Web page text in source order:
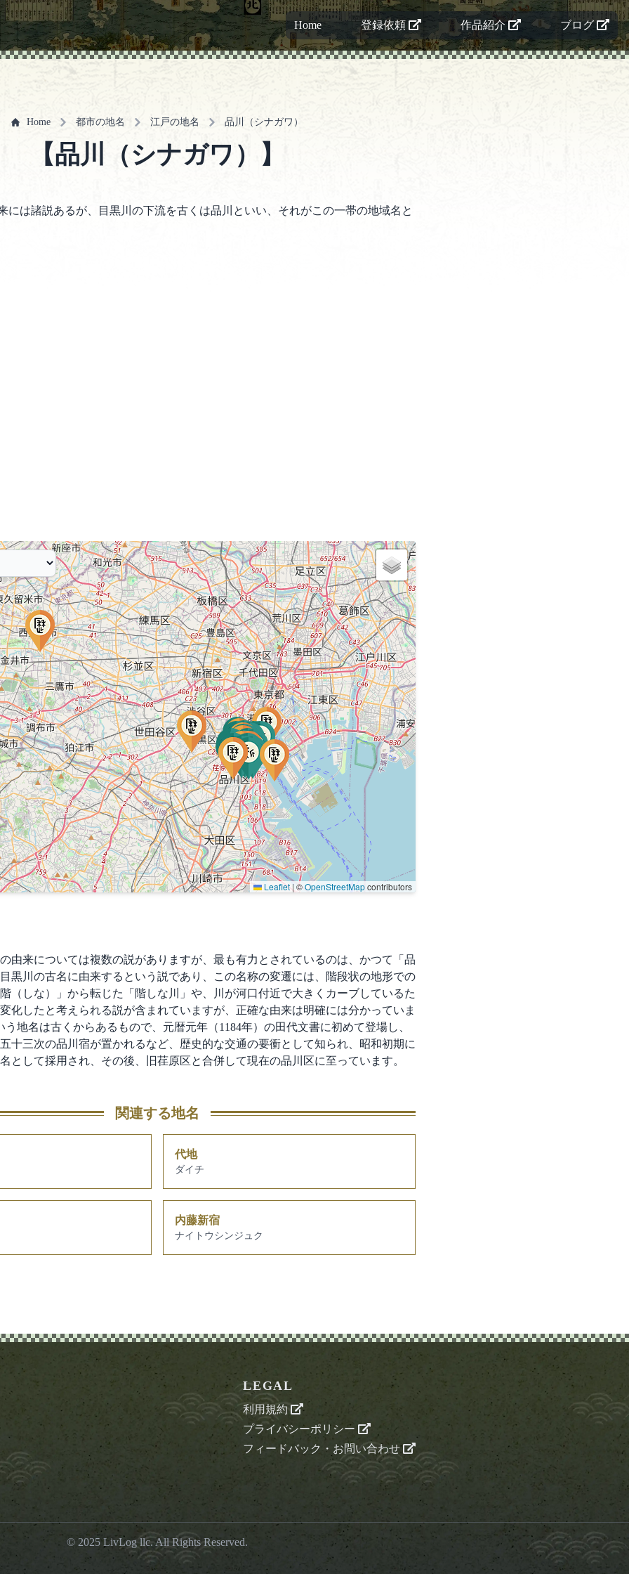
Home 登録依頼 作品紹介 ブログ
Home 都市の地名 江戸の地名 品川（シナガワ）
【品川（シナガワ）】
には諸説あるが、目黒川の下流を古くは品川といい、それがこの一帯の地域名と
Leaflet|©OpenStreetMapcontributors
由来については複数の説がありますが、最も有力とされているのは、かつて「品
黒川の古名に由来するという説であり、この名称の変遷には、階段状の地形での
（しな）」から転じた「階しな川」や、川が河口付近で大きくカーブしているた
化したと考えられる説が含まれていますが、正確な由来は明確には分かっていま
う地名は古くからあるもので、元暦元年（1184年）の田代文書に初めて登場し、
十三次の品川宿が置かれるなど、歴史的な交通の要衝として知られ、昭和初期に
として採用され、その後、旧荏原区と合併して現在の品川区に至っています。
関連する地名
代地
ダイチ
内藤新宿
ナイトウシンジュク
LEGAL
利用規約
プライバシーポリシー
フィードバック・お問い合わせ
© 2025 LivLog llc. All Rights Reserved.